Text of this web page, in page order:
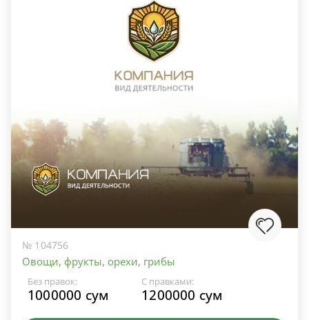
№ 104756
Овощи, фрукты, орехи, грибы
Без правок:
1000000 сум
С правками:
1200000 сум